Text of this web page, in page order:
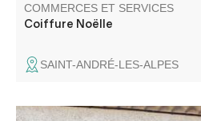
COMMERCES ET SERVICES
Coiffure Noëlle
SAINT-ANDRÉ-LES-ALPES